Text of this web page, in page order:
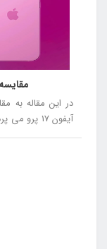
مقایسه
آیفون 17
باشید توصیه می